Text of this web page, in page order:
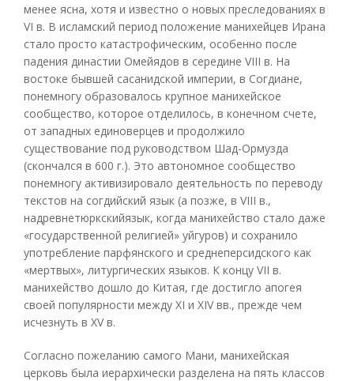
менее ясна, хотя и известно о новых преследованиях в
VI в. В исламский период положение манихейцев Ирана
стало просто катастрофическим, особенно после
падения династии Омейядов в середине VIII в. На
востоке бывшей сасанидской империи, в Согдиане,
понемногу образовалось крупное манихейское
сообщество, которое отделилось, в конечном счете,
от западных единоверцев и продолжило
существование под руководством Шад-Ормузда
(скончался в 600 г.). Это автономное сообщество
понемногу активизировало деятельность по переводу
текстов на согдийский язык (а позже, в VIII в.,
надревнетюркскийязык, когда манихейство стало даже
«государственной религией» уйгуров) и сохранило
употребление парфянского и среднеперсидского как
«мертвых», литургических языков. К концу VII в.
манихейство дошло до Китая, где достигло апогея
своей популярности между XI и XIV вв., прежде чем
исчезнуть в XV в.
Согласно пожеланию самого Мани, манихейская
церковь была иерархически разделена на пять классов